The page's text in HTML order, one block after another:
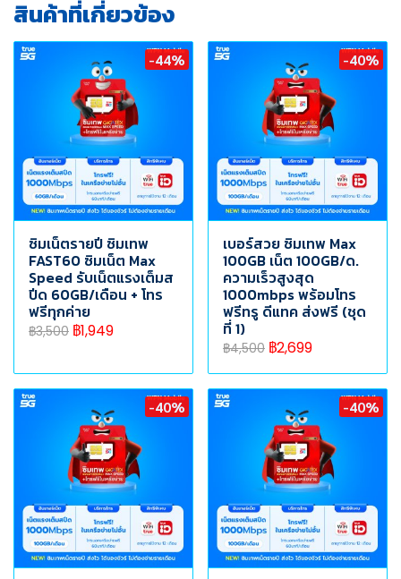
สินค้าที่เกี่ยวข้อง
-44%
ซิมเน็ตรายปี ซิมเทพ
FAST60 ซิมเน็ต Max
Speed รับเน็ตแรงเต็มส
ปีด 60GB/เดือน + โทร
ฟรีทุกค่าย
฿3,500 ฿1,949
-40%
เบอร์สวย ซิมเทพ Max
100GB เน็ต 100GB/ด.
ความเร็วสูงสุด
1000mbps พร้อมโทร
ฟรีทรู ดีแทค ส่งฟรี (ชุด
ที่ 1)
฿4,500 ฿2,699
-40% -40%